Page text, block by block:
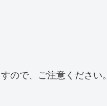
ので、ご注意ください。